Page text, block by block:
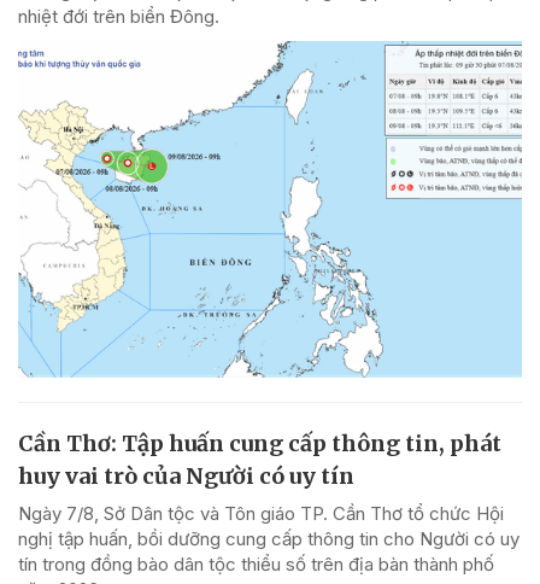
nhiệt đới trên biển Đông.
Cần Thơ: Tập huấn cung cấp thông tin, phát
huy vai trò của Người có uy tín
Ngày 7/8, Sở Dân tộc và Tôn giáo TP. Cần Thơ tổ chức Hội
nghị tập huấn, bồi dưỡng cung cấp thông tin cho Người có uy
tín trong đồng bào dân tộc thiểu số trên địa bàn thành phố